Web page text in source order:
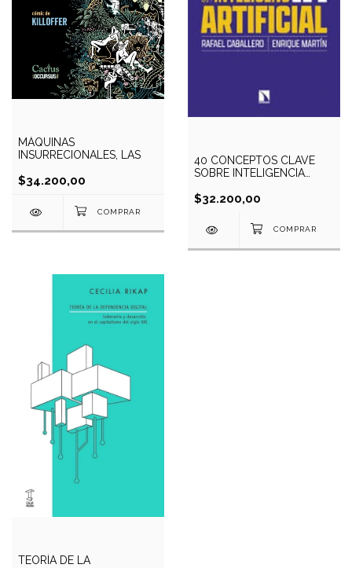
MÁQUINAS
INSURRECIONALES, LAS
$34.200,00
40 CONCEPTOS CLAVE
SOBRE INTELIGENCIA
$32.200,00
TEORÍA DE LA